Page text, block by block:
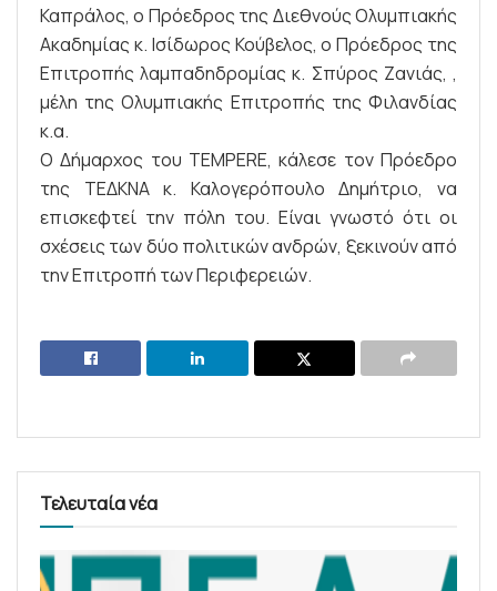
Καπράλος, ο Πρόεδρος της Διεθνούς Ολυμπιακής
Ακαδημίας κ. Ισίδωρος Κούβελος, ο Πρόεδρος της
Επιτροπής λαμπαδηδρομίας κ. Σπύρος Ζανιάς, ,
μέλη της Ολυμπιακής Επιτροπής της Φιλανδίας
κ.α.
Ο Δήμαρχος του TEMPERE, κάλεσε τον Πρόεδρο
της ΤΕΔΚΝΑ κ. Καλογερόπουλο Δημήτριο, να
επισκεφτεί την πόλη του. Είναι γνωστό ότι οι
σχέσεις των δύο πολιτικών ανδρών, ξεκινούν από
την Επιτροπή των Περιφερειών.
Τελευταία νέα